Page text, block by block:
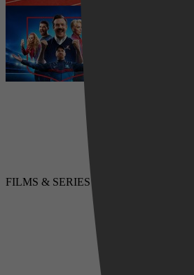
FILMS & SERIES